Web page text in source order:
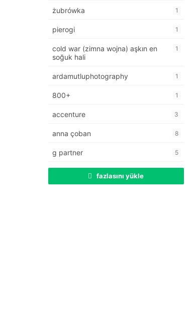
żubrówka 1
pierogi 1
cold war (zimna wojna) aşkın en
soğuk hali
1
ardamutluphotography 1
800+ 1
accenture 3
anna çoban 8
g partner 5
fazlasını yükle